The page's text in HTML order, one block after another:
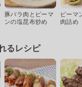
豚バラ肉とピーマ
ンの塩昆布炒め
ピーマ
肉詰め
るレシピ